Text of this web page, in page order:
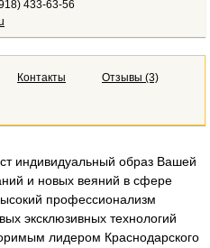
433-63-56
Контакты
Отзывы (3)
индивидуальный образ Вашей
и новых веяний в сфере
профессионализм
эксклюзивных технологий
лидером Краснодарского